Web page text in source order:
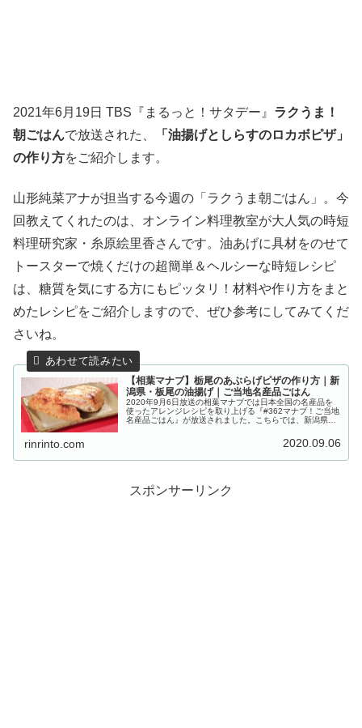
2021年6月19日 TBS『まるっと！サタデー』 ラクうま！
朝ごはんで放送された、
「油揚げとしらすのロカボピザ」
の作り方をご紹介します。
山形純菜アナが担当する今週の「ラクうま朝ごはん」。今
回教えてくれたのは、オンライン料理教室が大人気の時短
料理研究家・糸原絵里香さんです。油あげに具材をのせて
トースターで焼くだけの超簡単＆ヘルシーな時短レシピ
は、糖質を気にする方にもピッタリ！材料や作り方をまと
めたレシピをご紹介しますので、ぜひ参考にしてみてくだ
さいね。
【相葉マナブ】栃尾のあぶらげピザの作り方｜新
潟県・板尾の油揚げ｜ご当地名産品ごはん
2020年9月6日放送の相葉マナブでは日本全国の名産品を
使ったアレンジレシピを取り上げる『#362マナブ！ご当地
名産品ごはん』が放送されました。こちらでは、新潟県の
rinrinto.com 2020.09.06
スポンサーリンク